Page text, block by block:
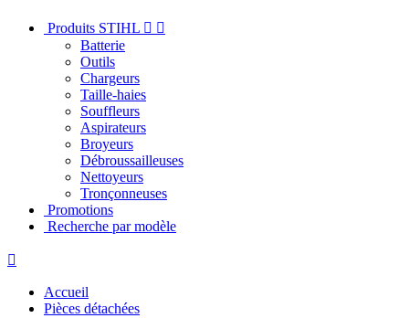
Produits STIHL  
Batterie
Outils
Chargeurs
Taille-haies
Souffleurs
Aspirateurs
Broyeurs
Débroussailleuses
Nettoyeurs
Tronçonneuses
Promotions
Recherche par modèle

Accueil
Pièces détachées